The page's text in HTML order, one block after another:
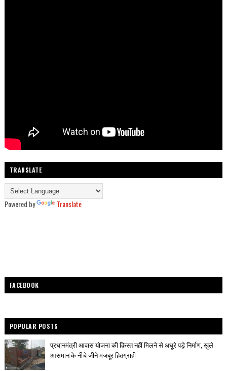
TRANSLATE
Powered by Translate
FACEBOOK
POPULAR POSTS
प्रधानमंत्री आवास योजना की क़िस्त नहीं मिलने से अधूरे पड़े निर्माण, खुले
आसमान के नीचे जीने मजबूर हितग्राही